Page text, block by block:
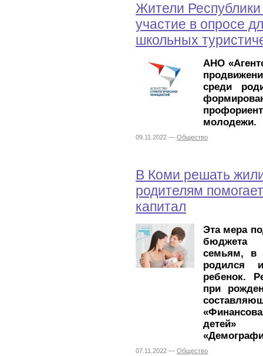
Жители
участие в опросе
школьных
АНО
среди
молодежи.
09.11.2022 — Общество
В Коми решать
родителям
капитал
Эта мера
бюджета
семьям, в
родился
ребенок.
при
детей»
07.11.2022 — Общество